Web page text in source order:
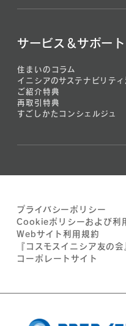
サービス＆サポート
住まいのコラム
イニシアのサステナビリティ
ご紹介特典
再取引特典
すごしかたコンシェルジュ
プライバシーポリシー
Cookieポリシーおよび利
Webサイト利用規約
『コスモスイニシア友の
コーポレートサイト